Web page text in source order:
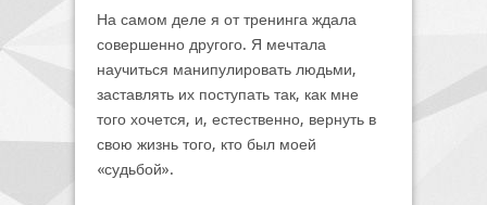
На самом деле я от тренинга ждала
совершенно другого. Я мечтала
научиться манипулировать людьми,
заставлять их поступать так, как мне
того хочется, и, естественно, вернуть в
свою жизнь того, кто был моей
«судьбой».